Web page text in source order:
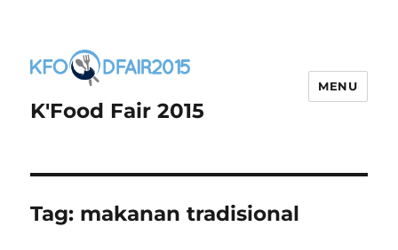
K'Food Fair 2015
MENU
Tag: makanan tradisional